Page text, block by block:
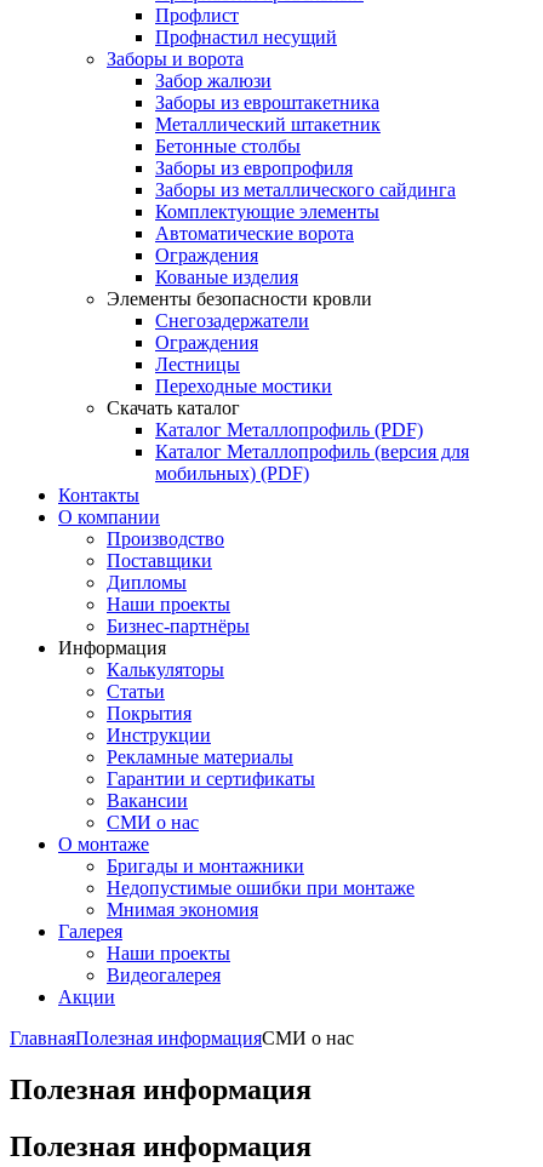
Профлист
Профнастил несущий
Заборы и ворота
Забор жалюзи
Заборы из евроштакетника
Металлический штакетник
Бетонные столбы
Заборы из европрофиля
Заборы из металлического сайдинга
Комплектующие элементы
Автоматические ворота
Ограждения
Кованые изделия
Элементы безопасности кровли
Снегозадержатели
Ограждения
Лестницы
Переходные мостики
Скачать каталог
Каталог Металлопрофиль (PDF)
Каталог Металлопрофиль (версия для
мобильных) (PDF)
Контакты
О компании
Производство
Поставщики
Дипломы
Наши проекты
Бизнес-партнёры
Информация
Калькуляторы
Статьи
Покрытия
Инструкции
Рекламные материалы
Гарантии и сертификаты
Вакансии
СМИ о нас
О монтаже
Бригады и монтажники
Недопустимые ошибки при монтаже
Мнимая экономия
Галерея
Наши проекты
Видеогалерея
Акции
ГлавнаяПолезная информацияСМИ о нас
Полезная информация
Полезная информация